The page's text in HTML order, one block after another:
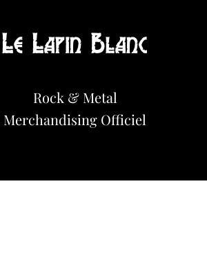
Le Lapin Blanc
Rock & Metal
Merchandising Officiel